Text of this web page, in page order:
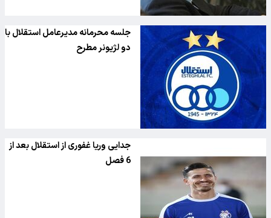
جلسه محرمانه مدیرعامل استقلال با
دو لژیونر مطرح
جدایی وریا غفوری از استقلال بعد از
6 فصل